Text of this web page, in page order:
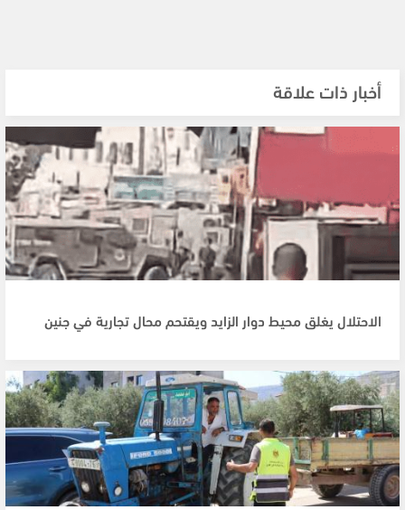
أخبار ذات علاقة
الاحتلال يغلق محيط دوار الزايد ويقتحم محال تجارية في جنين